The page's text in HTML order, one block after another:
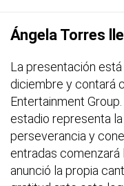
Ángela Torres
La presentación
diciembre y contará
Entertainment
estadio representa
perseverancia y
entradas comenzará
anunció la propia